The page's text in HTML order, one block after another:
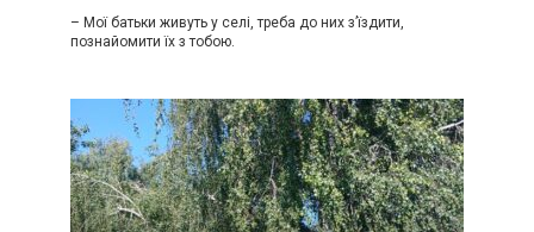
– Мої батьки живуть у селі, треба до них з’їздити,
познайомити їх з тобою.